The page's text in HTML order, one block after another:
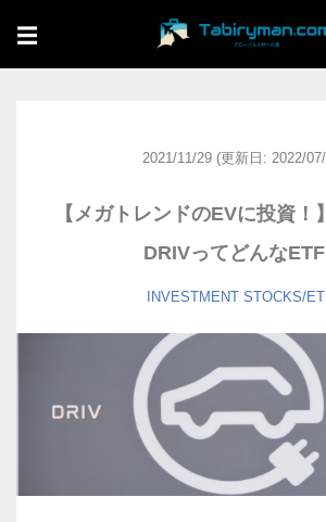
☰
2021/11/29 (更新日: 2022/
【メガトレンドのEVに投資
DRIVってどんなETF
INVESTMENT STOCKS/